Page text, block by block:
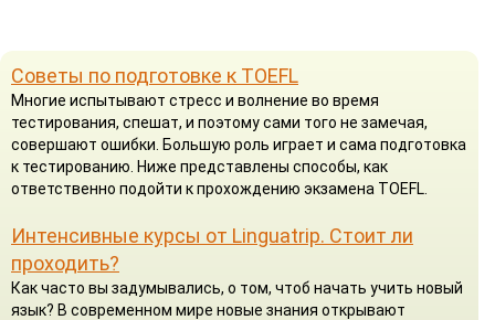
Советы по подготовке к TOEFL
Многие испытывают стресс и волнение во время
тестирования, спешат, и поэтому сами того не замечая,
совершают ошибки. Большую роль играет и сама подготовка
к тестированию. Ниже представлены способы, как
ответственно подойти к прохождению экзамена TOEFL.
Интенсивные курсы от Linguatrip. Стоит ли
проходить?
Как часто вы задумывались, о том, чтоб начать учить новый
язык? В современном мире новые знания открывают